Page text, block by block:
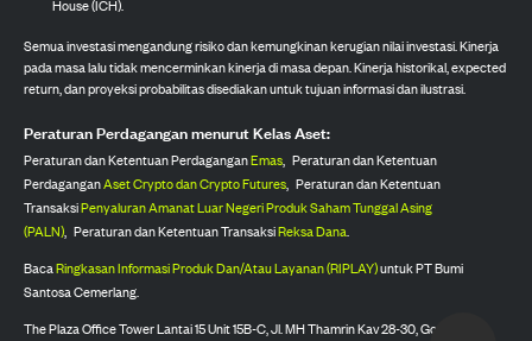
House (ICH).
Semua investasi mengandung risiko dan kemungkinan kerugian nilai investasi. Kinerja
pada masa lalu tidak mencerminkan kinerja di masa depan. Kinerja historikal, expected
return, dan proyeksi probabilitas disediakan untuk tujuan informasi dan ilustrasi.
Peraturan Perdagangan menurut Kelas Aset:
Peraturan dan Ketentuan PerdaganganEmas, Peraturan dan Ketentuan
PerdaganganAset Crypto dan Crypto Futures, Peraturan dan Ketentuan
TransaksiPenyaluran Amanat Luar Negeri Produk Saham Tunggal Asing
(PALN), Peraturan dan Ketentuan TransaksiReksa Dana.
BacaRingkasan Informasi Produk Dan/Atau Layanan (RIPLAY)untuk PT Bumi
Santosa Cemerlang.
The Plaza Office Tower Lantai 15 Unit 15B-C, Jl. MH Thamrin Kav 28-30, Gondangdia,